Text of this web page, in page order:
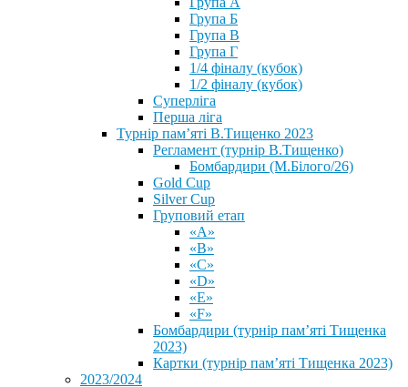
Група Б
Група В
Група Г
1/4 фіналу (кубок)
1/2 фіналу (кубок)
Суперліга
Перша ліга
Турнір пам’яті В.Тищенко 2023
Регламент (турнір В.Тищенко)
Бомбардири (М.Білого/26)
Gold Cup
Silver Cup
Груповий етап
«А»
«В»
«С»
«D»
«Е»
«F»
Бомбардири (турнір пам’яті Тищенка
2023)
Картки (турнір пам’яті Тищенка 2023)
2023/2024